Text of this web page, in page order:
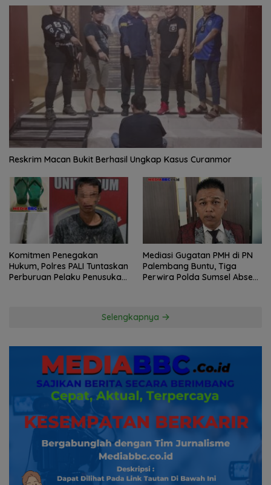
Reskrim Macan Bukit Berhasil Ungkap Kasus Curanmor
Komitmen Penegakan
Hukum, Polres PALI Tuntaskan
Perburuan Pelaku Penusukan
Mediasi Gugatan PMH di PN
Palembang Buntu, Tiga
Perwira Polda Sumsel Absen,
Selengkapnya